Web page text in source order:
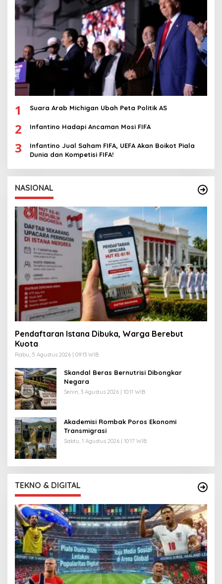
1 Suara Arab Michigan Ubah Peta Politik AS
2 Infantino Hadapi Ancaman Mosi FIFA
3
Infantino Jual Saham FIFA, UEFA Akan Boikot Piala
Dunia dan Kompetisi FIFA!
NASIONAL
Pendaftaran Istana Dibuka, Warga Berebut
Kuota
Rabu, 5 Agustus 2026 | 09:13 WIB
Skandal Beras Bernutrisi Dibongkar
Negara
Senin, 3 Agustus 2026 | 10:11 WIB
Akademisi Rombak Poros Ekonomi
Transmigrasi
Sabtu, 1 Agustus 2026 | 10:17 WIB
TEKNO & DIGITAL